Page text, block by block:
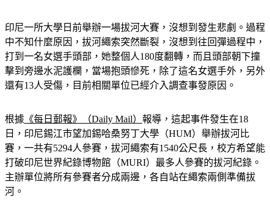
印尼一所大學日前舉辦一場拔河大賽，沒想到發生悲劇。過程
中不知什麼原因，拔河繩索突然斷裂，沒想到往回彈過程中，
打到一名女選手頭部，她整個人180度翻轉，而且頭部朝下撞
擊到旁邊水泥護欄，當場抱頭慘死，除了這名女選手外，另外
還有13人受傷，目前相關單位已經介入調查事發原因。
根據 《每日郵報》（Daily Mail） 報導，這起事件發生在18
日，印尼錫江市望加錫哈桑努丁大學（HUM）舉辦拔河比
賽，一共有5294人參賽，拔河繩索有1540公尺長，校方希望能
打破印尼世界紀錄博物館（MURI）最多人參賽的拔河紀錄。
主辦單位將所有參賽者分成兩邊，各自站在繩索兩側準備拔
河。